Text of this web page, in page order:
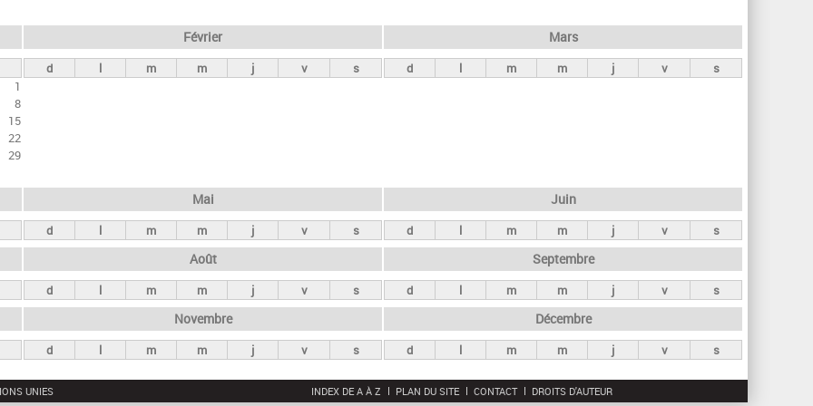
r
c
1
8
15
22
29
Février
d l m m j v s
Mars
d l m m j v s
Mai
d l m m j v s
Juin
d l m m j v s
Août
d l m m j v s
Septembre
d l m m j v s
Novembre
d l m m j v s
Décembre
d l m m j v s
UNIES INDEX DE A À Z PLAN DU SITE CONTACT DROITS D'AUTEUR